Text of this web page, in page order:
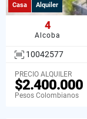
Casa Alquiler
4
Alcoba
10042577
PRECIO ALQUILER
$2.400.000
Pesos Colombianos